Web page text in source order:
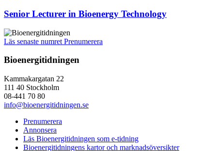
Senior Lecturer in Bioenergy Technology
Läs senaste numret Prenumerera
Bioenergitidningen
Kammakargatan 22
111 40 Stockholm
08-441 70 80
info@bioenergitidningen.se
Prenumerera
Annonsera
Läs Bioenergitidningen som e-tidning
Bioenergitidningens kartor och marknadsöversikter